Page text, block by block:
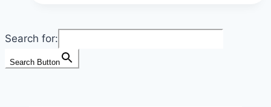
GOLD
Search for:
Search Button